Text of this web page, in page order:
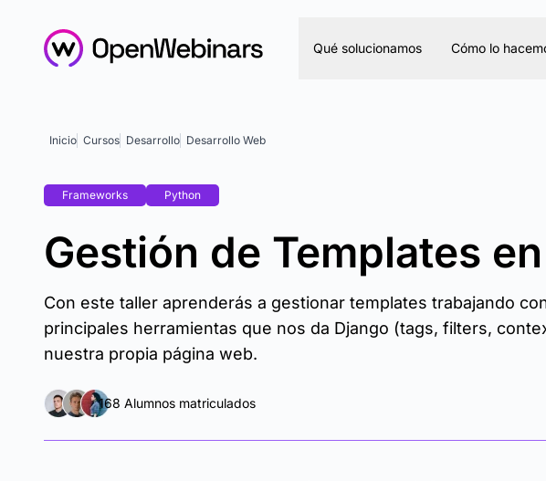
Qué solucionamos Cómo lo
Inicio Cursos Desarrollo Desarrollo Web
Frameworks Python
Gestión de Templates
Con este taller aprenderás a gestionar templates trabajando
principales herramientas que nos da Django (tags, filters,
nuestra propia página web.
168 Alumnos matriculados